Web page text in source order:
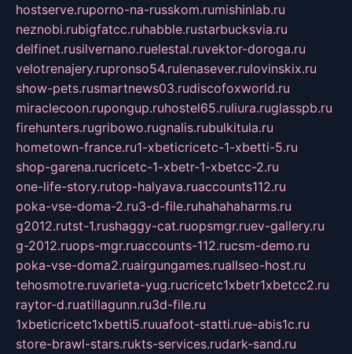
hostserve.ruporno-na-russkom.rumishinlab.ru
neznobi.rubigfatcc.ruhabble.rustarbucksvia.ru
delfinet.rusilvernano.ruelestal.ruvektor-doroga.ru
velotrenajery.rupronso54.rulenasever.rulovinskix.ru
show-pets.rusmartnews03.rudiscofoxworld.ru
miraclecoon.rupongup.ruhostel65.ruliura.ruglasspb.ru
firehunters.rugribowo.rugnalis.rubulkitula.ru
hometown-france.ru1-xbeticricetc-1-xbetti-5.ru
shop-garena.rucricetc-1-xbetr-1-xbetcc-2.ru
one-life-story.rutop-halyava.ruaccounts112.ru
poka-vse-doma-2.ru3-d-file.ruhahahaharms.ru
g2012.rutst-1.rushaggy-cat.ruopsmgr.ruev-gallery.ru
g-2012.ruops-mgr.ruaccounts-112.rucsm-demo.ru
poka-vse-doma2.ruairgungames.ruallseo-host.ru
tehosmotre.ruvarieta-yug.rucricetc1xbetr1xbetcc2.ru
raytor-d.ruatillagunn.ru3d-file.ru
1xbeticricetc1xbetti5.ruuafoot-statti.rue-abis1c.ru
store-brawl-stars.rukts-services.rudark-sand.ru